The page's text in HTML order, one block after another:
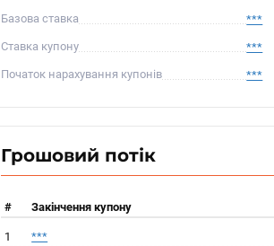
Базова ставка
***
Ставка купону
***
Початок нарахування купонів
***
Грошовий потік
# Закінчення купону
1 ***